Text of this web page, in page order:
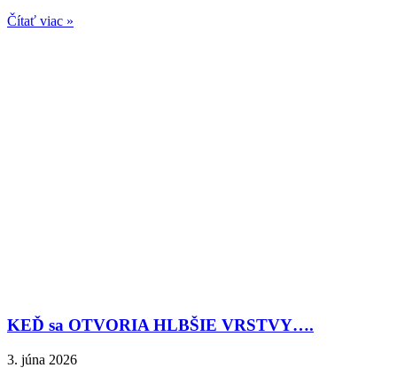
Čítať viac »
KEĎ sa OTVORIA HLBŠIE VRSTVY….
3. júna 2026